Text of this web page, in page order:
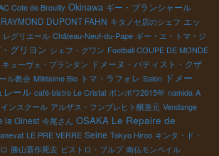
Cote de Brouilly Okinawa ギー・ブランシャール
DUPONT FAHN キタノセ店のシェフ エッ
レグリエール Château-Neuf-du-Pape ギー・エ・トマ・ジ
グリヨン シェフ・グワン Football COUPE DE MONDE
キューヴェ・プランタン ドメーヌ・バティスト・クザ
ル教会 Millésime Bio トマ・ラフォレ Salon ドメー
レール café-bistro Le Cristal ポンポワ2015年 namida A
ンスクール アルザス・フンブレヒト醸造元 Vendange
la Ginest 今尾さん OSAKA Le Repaire de
LE PRE VERRE Seine Tokyo Hiroo キンタ・ド・
勝山晋作死去 ビストロ・プルプ 南仏モンペイル